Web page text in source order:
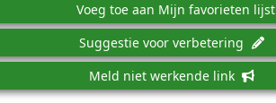
Voeg toe aan Mijn favorieten lijst
Suggestie voor verbetering
Meld niet werkende link